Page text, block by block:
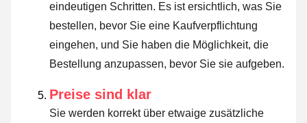
eindeutigen Schritten. Es ist ersichtlich, was Sie
bestellen, bevor Sie eine Kaufverpflichtung
eingehen, und Sie haben die Möglichkeit, die
Bestellung anzupassen, bevor Sie sie aufgeben.
Preise sind klar
Sie werden korrekt über etwaige zusätzliche